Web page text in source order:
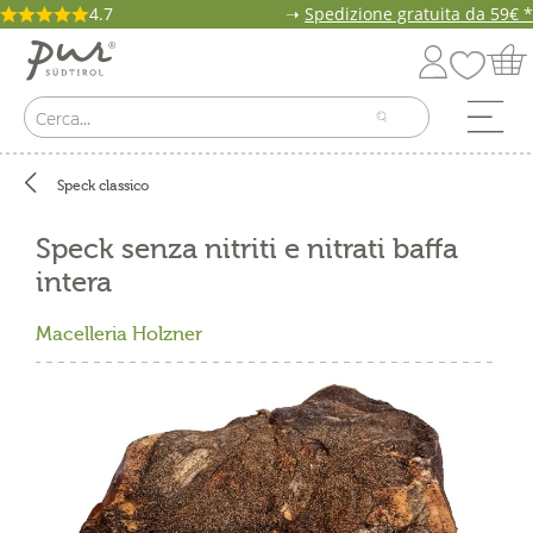
4.7 ➝ Spedizione gratuita da 59€ *
Speck classico
Speck senza nitriti e nitrati baffa
intera
Macelleria Holzner